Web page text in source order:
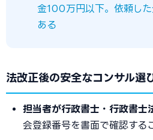
金100万円以下。依頼し
ある
法改正後の安全なコンサル選
担当者が行政書士・行政書士
会登録番号を書面で確認する